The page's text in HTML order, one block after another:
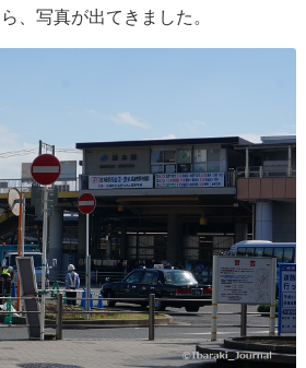
、写真が出てきました。